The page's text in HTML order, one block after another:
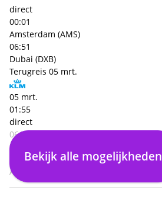
direct
00:01
Amsterdam (AMS)
06:51
Dubai (DXB)
Terugreis 05 mrt.
05 mrt.
01:55
direct
06:40
Dubai (DXB)
07:45
Amsterdam (AMS)
Bekijk alle mogelijkheden